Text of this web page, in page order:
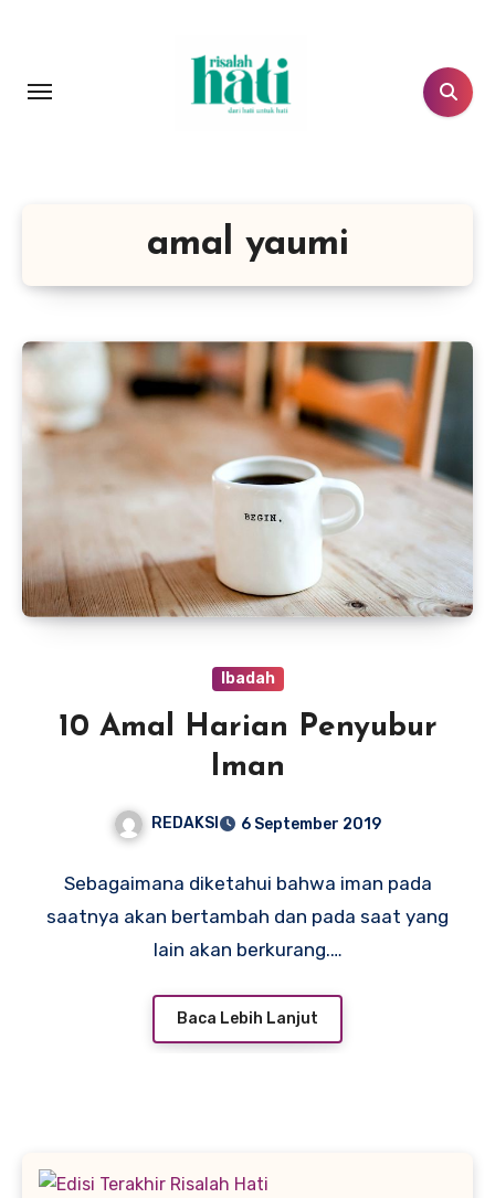
amal yaumi
Ibadah
10 Amal Harian Penyubur
Iman
REDAKSI 6 September 2019
Sebagaimana diketahui bahwa iman pada
saatnya akan bertambah dan pada saat yang
lain akan berkurang.…
Baca Lebih Lanjut